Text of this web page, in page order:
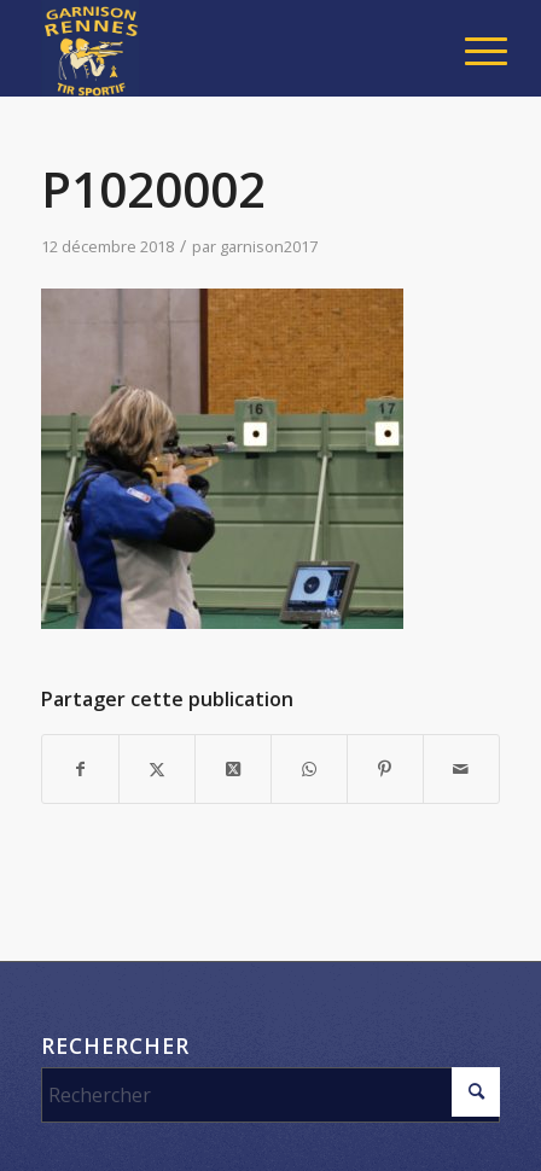
P1020002
12 décembre 2018 / par garnison2017
Partager cette publication
RECHERCHER